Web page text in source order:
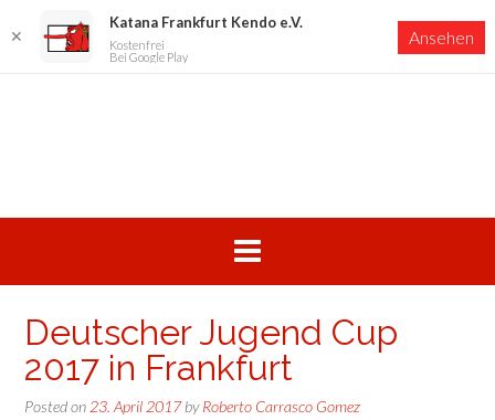
Deutscher Jugend Cup
2017 in Frankfurt
Posted on 23. April 2017byRoberto Carrasco Gomez
✕
Katana Frankfurt Kendo e.V.
Kostenfrei
Bei Google Play
Ansehen